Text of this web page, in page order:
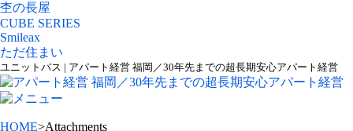
杢の長屋
CUBE SERIES
Smileax
ただ住まい
ユニットバス | アパート経営 福岡／30年先までの超長期安心アパート経営
HOME>Attachments